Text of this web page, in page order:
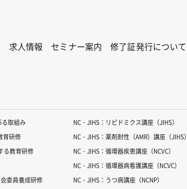
求人情報 セミナー案内 修了証発行について
取組み
育研修
る教育研修
委員養成研修
NC・JIHS：リピドミクス講座（JIHS）
NC・JIHS：薬剤耐性（AMR）講座（JIHS）
NC・JIHS：循環器疾患講座（NCVC）
NC・JIHS：循環器病看護講座（NCVC）
NC・JIHS：うつ病講座（NCNP）